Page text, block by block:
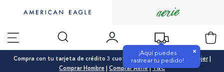
¡Aquí puedes
rastrear tu pedido!
×
¡TODA LA TIENDA! Rebajas hasta 50% OFF |Comprar Mujer|
Comprar
Hombre|Comprar Aerie|T&C